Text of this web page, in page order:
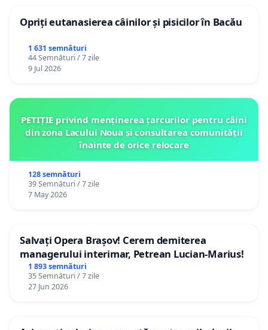
Opriți eutanasierea câinilor și pisicilor în Bacău
1 631 semnături
44 Semnături / 7 zile
9 Jul 2026
PETIȚIE privind menținerea țarcurilor pentru câini
din zona Lacului Noua și consultarea comunității
înainte de orice relocare
128 semnături
39 Semnături / 7 zile
7 May 2026
Salvați Opera Brașov! Cerem demiterea
managerului interimar, Petrean Lucian-Marius!
1 893 semnături
35 Semnături / 7 zile
27 Jun 2026